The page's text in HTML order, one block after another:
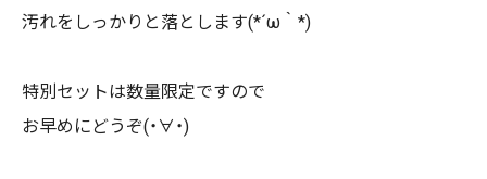
汚れをしっかりと落とします(*´ω｀*)
特別セットは数量限定ですので
お早めにどうぞ(・∀・)